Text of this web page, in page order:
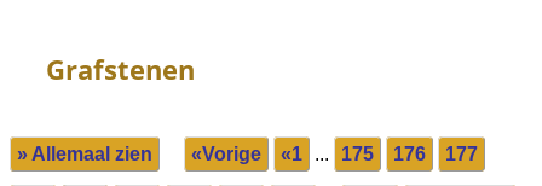
Grafstenen
» Allemaal zien «Vorige «1 ... 175 176 177